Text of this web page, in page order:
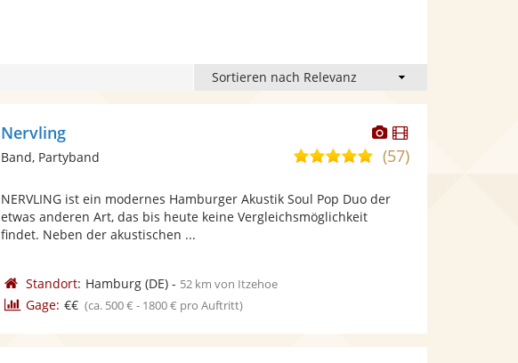
Dieser
Künstler
stellt
Dieser
Künstler
Nervling
5,0
5
(57)
Band, Partyband
NERVLING ist ein modernes Hamburger Akustik Soul Pop Duo der
etwas anderen Art, das bis heute keine Vergleichsmöglichkeit
findet. Neben der akustischen ...
Standort: Hamburg(DE)- 52 km von Itzehoe
Gage: €€ (ca. 500 € - 1800 € pro Auftritt)